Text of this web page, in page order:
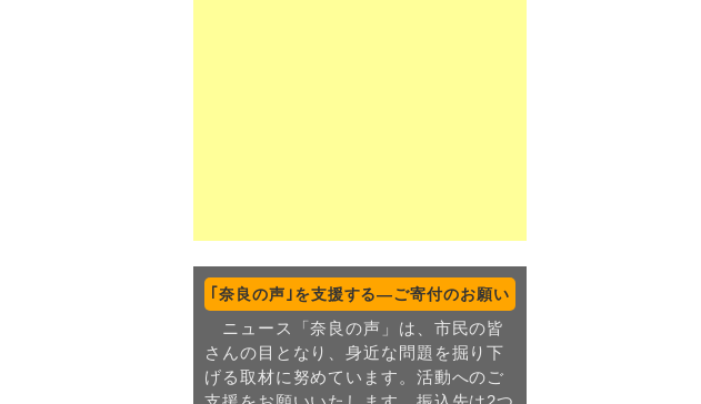
｢奈良の声｣を支援する―ご寄付のお願い
ニュース「奈良の声」は、市民の皆
さんの目となり、身近な問題を掘り下
げる取材に努めています。活動へのご